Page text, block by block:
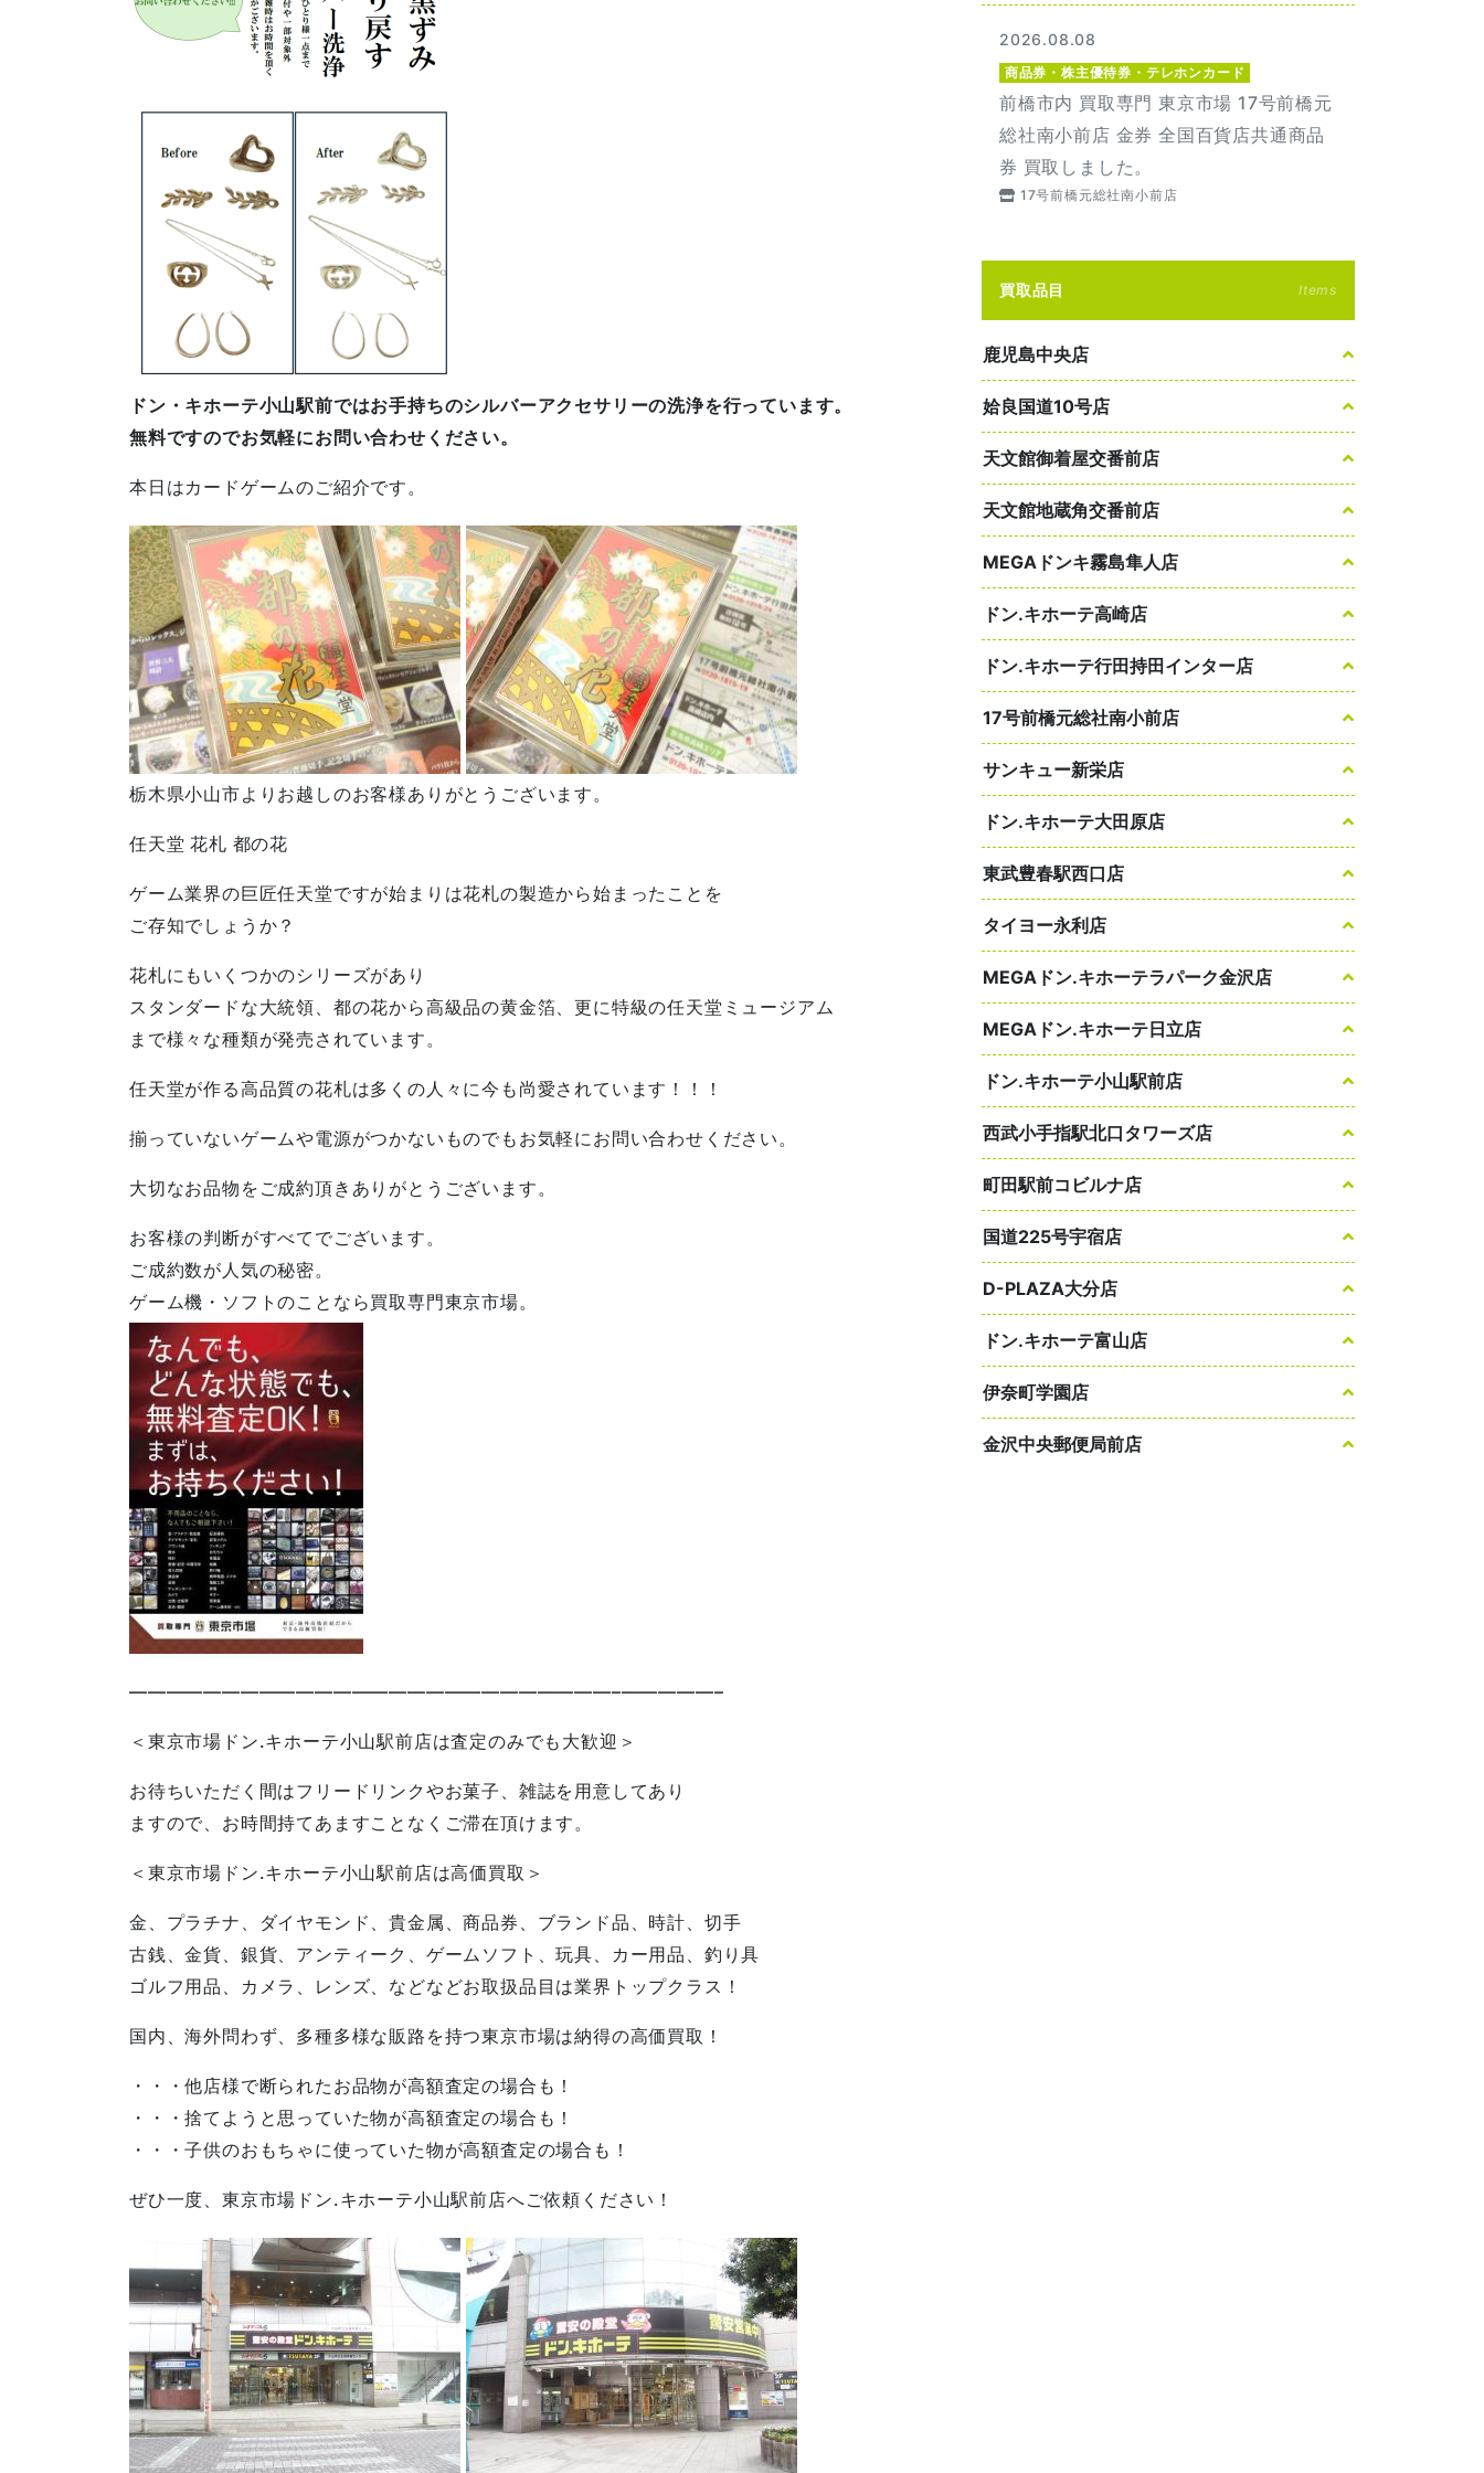
ドン・キホーテ小山駅前ではお手持ちのシルバーアクセサリーの洗浄を行っています。
無料ですのでお気軽にお問い合わせください。
本日はカードゲームのご紹介です。
栃木県小山市よりお越しのお客様ありがとうございます。
任天堂 花札 都の花
ゲーム業界の巨匠任天堂ですが始まりは花札の製造から始まったことを
ご存知でしょうか？
花札にもいくつかのシリーズがあり
スタンダードな大統領、都の花から高級品の黄金箔、更に特級の任天堂ミュージアム
まで様々な種類が発売されています。
任天堂が作る高品質の花札は多くの人々に今も尚愛されています！！！
揃っていないゲームや電源がつかないものでもお気軽にお問い合わせください。
大切なお品物をご成約頂きありがとうございます。
お客様の判断がすべてでございます。
ご成約数が人気の秘密。
ゲーム機・ソフトのことなら買取専門東京市場。
——————————————————————————–—————–
＜東京市場ドン.キホーテ小山駅前店は査定のみでも大歓迎＞
お待ちいただく間はフリードリンクやお菓子、雑誌を用意してあり
ますので、お時間持てあますことなくご滞在頂けます。
＜東京市場ドン.キホーテ小山駅前店は高価買取＞
金、プラチナ、ダイヤモンド、貴金属、商品券、ブランド品、時計、切手
古銭、金貨、銀貨、アンティーク、ゲームソフト、玩具、カー用品、釣り具
ゴルフ用品、カメラ、レンズ、などなどお取扱品目は業界トップクラス！
国内、海外問わず、多種多様な販路を持つ東京市場は納得の高価買取！
・・・他店様で断られたお品物が高額査定の場合も！
・・・捨てようと思っていた物が高額査定の場合も！
・・・子供のおもちゃに使っていた物が高額査定の場合も！
ぜひ一度、東京市場ドン.キホーテ小山駅前店へご依頼ください！
2026.08.08
商品券・株主優待券・テレホンカード
前橋市内 買取専門 東京市場 17号前橋元
総社南小前店 金券 全国百貨店共通商品
券 買取しました。
17号前橋元総社南小前店
買取品目 Items
鹿児島中央店
姶良国道10号店
天文館御着屋交番前店
天文館地蔵角交番前店
MEGAドンキ霧島隼人店
ドン.キホーテ高崎店
ドン.キホーテ行田持田インター店
17号前橋元総社南小前店
サンキュー新栄店
ドン.キホーテ大田原店
東武豊春駅西口店
タイヨー永利店
MEGAドン.キホーテラパーク金沢店
MEGAドン.キホーテ日立店
ドン.キホーテ小山駅前店
西武小手指駅北口タワーズ店
町田駅前コビルナ店
国道225号宇宿店
D-PLAZA大分店
ドン.キホーテ富山店
伊奈町学園店
金沢中央郵便局前店